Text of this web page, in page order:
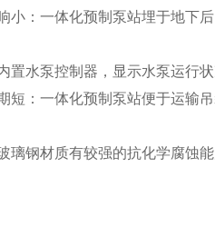
小：一体化预制泵站埋于地下
水泵控制器，显示水泵运行
短：一体化预制泵站便于运输
钢材质有较强的抗化学腐蚀